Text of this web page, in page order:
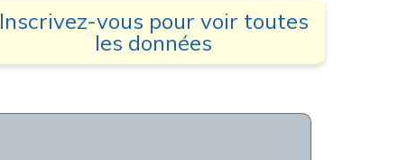
Inscrivez-vous pour voir toutes
les données